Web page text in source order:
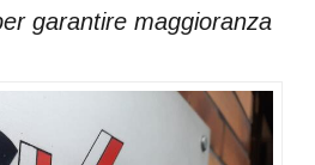
garantire maggioranza